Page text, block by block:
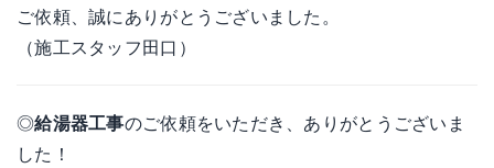
ご依頼、誠にありがとうございました。
（施工スタッフ田口）
◎給湯器工事のご依頼をいただき、ありがとうございま
した！